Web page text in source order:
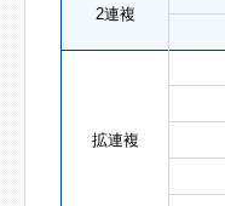
2連複
拡連複